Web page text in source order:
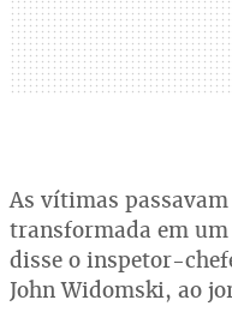
As vítimas
transformada em
disse o inspetor-
John Widomski, ao